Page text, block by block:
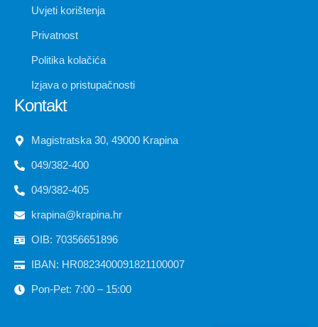
Uvjeti korištenja
Privatnost
Politika kolačića
Izjava o pristupačnosti
Kontakt
Magistratska 30, 49000 Krapina
049/382-400
049/382-405
krapina@krapina.hr
OIB: 70356651896
IBAN: HR0823400091821100007
Pon-Pet: 7:00 – 15:00